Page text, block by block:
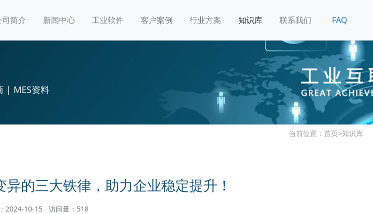
简介 新闻中心 工业软件 客户案例 行业方案 知识库 联系我们 FAQ
| MES资料
当前位置： 首页>知识库
的三大铁律，助力企业稳定提升！
2024-10-15 访问量：518